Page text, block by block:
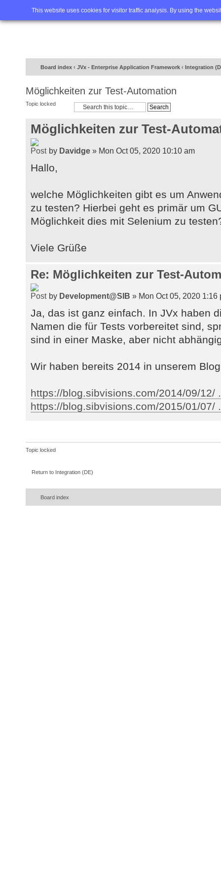
This website uses cookies for visitor traffic analysis. By using the
Home FAQ Advanced
Board index ‹ JVx - Enterprise Application Framework ‹ Integration
Möglichkeiten zur Test-Automation
Topic locked
Möglichkeiten zur Test-
by Davidge » Mon Oct 05, 2020 10:10 am
Hallo,
welche Möglichkeiten gibt es um
zu testen? Hierbei geht es primär um
Möglichkeit dies mit Selenium zu
Viele Grüße
Re: Möglichkeiten zur Test-
by Development@SIB » Mon Oct 05, 2020 1:16
Ja, das ist ganz einfach. In JVx haben
Namen die für Tests vorbereitet sind,
sind in einer Maske, aber nicht
Wir haben bereits 2014 in unserem
https://blog.sibvisions.com/2014/09/12/
https://blog.sibvisions.com/2015/01/07/
Topic locked
Return to Integration (DE)
Board index